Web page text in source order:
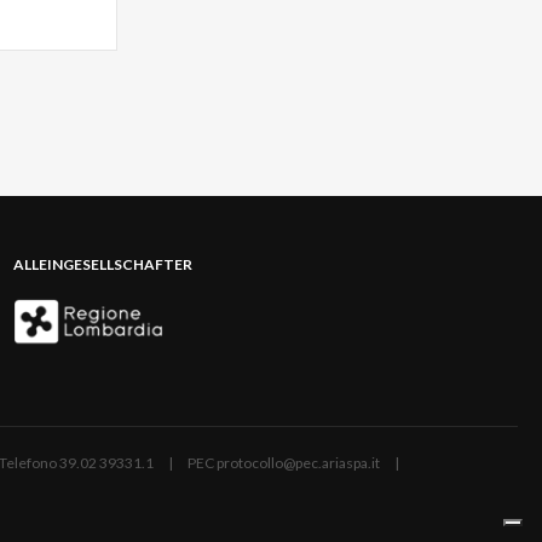
ALLEINGESELLSCHAFTER
39.02 39331.1 | PEC protocollo@pec.ariaspa.it |